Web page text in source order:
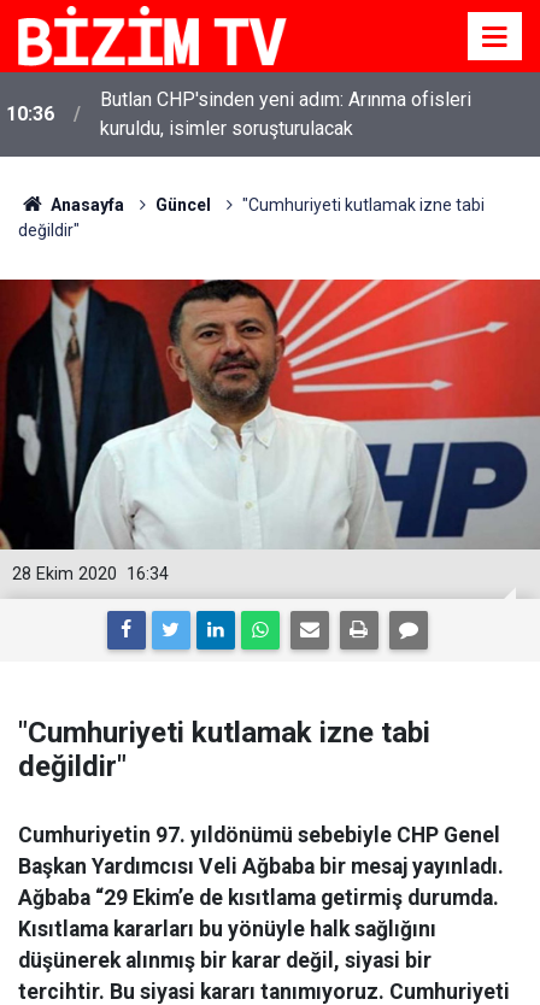
10:36
Butlan CHP'sinden yeni adım: Arınma ofisleri
kuruldu, isimler soruşturulacak
Anasayfa Güncel
"Cumhuriyeti kutlamak izne tabi
değildir"
16:34
28 Ekim 2020
"Cumhuriyeti kutlamak izne tabi
değildir"
Cumhuriyetin 97. yıldönümü sebebiyle CHP Genel
Başkan Yardımcısı Veli Ağbaba bir mesaj yayınladı.
Ağbaba “29 Ekim’e de kısıtlama getirmiş durumda.
Kısıtlama kararları bu yönüyle halk sağlığını
düşünerek alınmış bir karar değil, siyasi bir
tercihtir. Bu siyasi kararı tanımıyoruz. Cumhuriyeti